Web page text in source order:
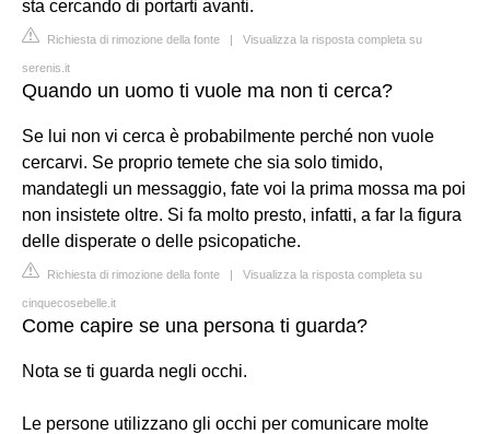
sta cercando di portarti avanti.
Richiesta di rimozione della fonte | Visualizza la risposta completa su
serenis.it
Quando un uomo ti vuole ma non ti cerca?
Se lui non vi cerca è probabilmente perché non vuole
cercarvi. Se proprio temete che sia solo timido,
mandategli un messaggio, fate voi la prima mossa ma poi
non insistete oltre. Si fa molto presto, infatti, a far la figura
delle disperate o delle psicopatiche.
Richiesta di rimozione della fonte | Visualizza la risposta completa su
cinquecosebelle.it
Come capire se una persona ti guarda?
Nota se ti guarda negli occhi.
Le persone utilizzano gli occhi per comunicare molte